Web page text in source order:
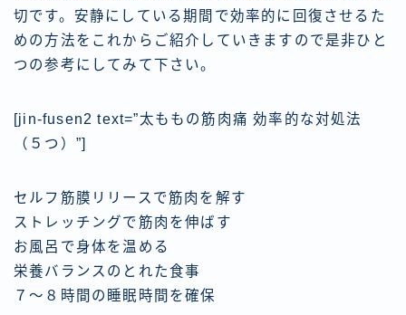
切です。安静にしている期間で効率的に回復させるた
めの方法をこれからご紹介していきますので是非ひと
つの参考にしてみて下さい。
[jin-fusen2 text=”太ももの筋肉痛 効率的な対処法
（５つ）”]
セルフ筋膜リリースで筋肉を解す
ストレッチングで筋肉を伸ばす
お風呂で身体を温める
栄養バランスのとれた食事
７〜８時間の睡眠時間を確保